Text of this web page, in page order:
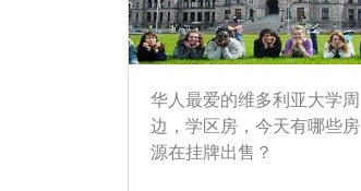
华人最爱的维多利亚大学周
边，学区房，今天有哪些房
源在挂牌出售？